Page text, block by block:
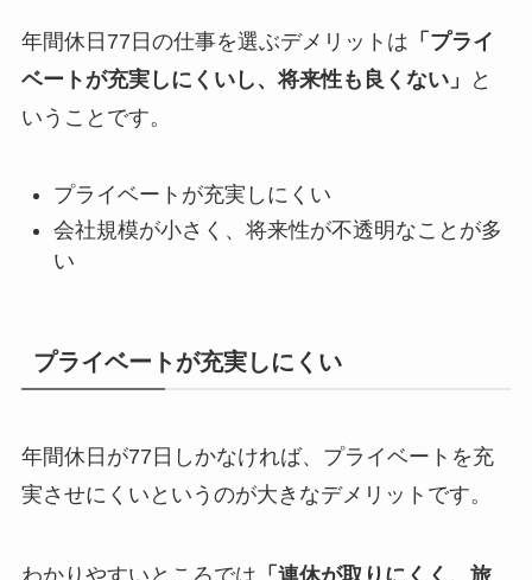
年間休日77日の仕事を選ぶデメリットは 「プライ
ベートが充実しにくいし、将来性も良くない」
と
いうことです。
プライベートが充実しにくい
会社規模が小さく、将来性が不透明なことが多
い
プライベートが充実しにくい
年間休日が77日しかなければ、プライベートを充
実させにくいというのが大きなデメリットです。
わかりやすいところでは 「連休が取りにくく、旅